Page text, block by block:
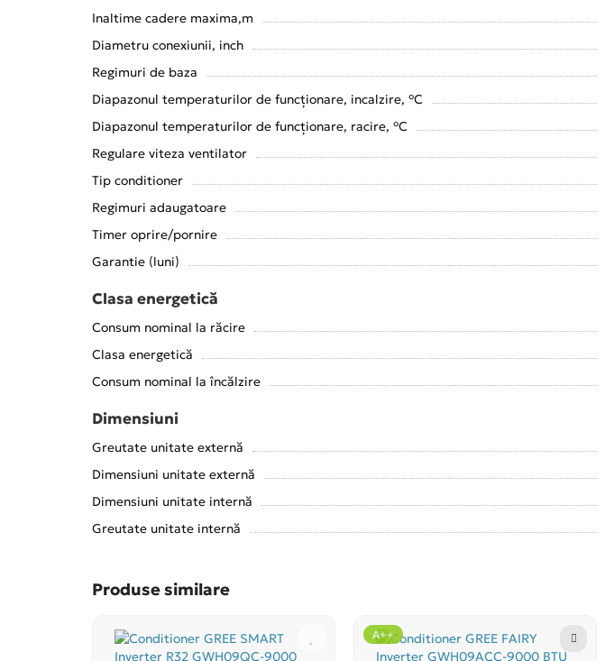
Inaltime cadere maxima,m
Diametru conexiunii, inch
Regimuri de baza
Diapazonul temperaturilor de funcționare, incalzire, °C
Diapazonul temperaturilor de funcționare, racire, °C
Regulare viteza ventilator
Tip conditioner
Regimuri adaugatoare
Timer oprire/pornire
Garantie (luni)
Clasa energetică
Consum nominal la răcire
Clasa energetică
Consum nominal la încălzire
Dimensiuni
Greutate unitate externă
Dimensiuni unitate externă
Dimensiuni unitate internă
Greutate unitate internă
Produse similare
A++